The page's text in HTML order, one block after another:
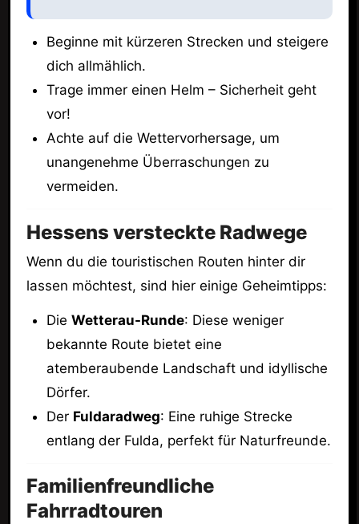
Beginne mit kürzeren Strecken und steigere
dich allmählich.
Trage immer einen Helm – Sicherheit geht
vor!
Achte auf die Wettervorhersage, um
unangenehme Überraschungen zu
vermeiden.
Hessens versteckte Radwege
Wenn du die touristischen Routen hinter dir
lassen möchtest, sind hier einige Geheimtipps:
DieWetterau-Runde: Diese weniger
bekannte Route bietet eine
atemberaubende Landschaft und idyllische
Dörfer.
Der Fuldaradweg: Eine ruhige Strecke
entlang der Fulda, perfekt für Naturfreunde.
Familienfreundliche
Fahrradtouren